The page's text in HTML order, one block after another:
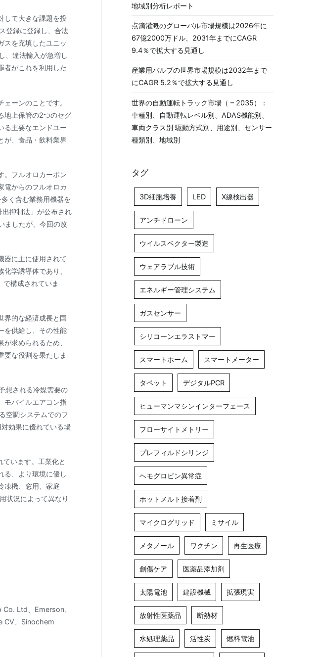
して大きな課題を投
登録に登録し、合法
スを充填したユニッ
、違法輸入が急増し
者がこれを利用した
ーンのことです。
地上保管の2つのセグ
る主要なエンドユー
が、食品・飲料業界
。フルオロカーボン
電からのフルオロカ
く含む業務用機器を
抑制法」が公布され
ましたが、今回の改
器に主に使用されて
学誘導体であり、
構成されていま
界的な経済成長と国
を供給し、その性能
求められるため、
要な役割を果たしま
想される冷媒需要の
モバイルエアコン指
空調システムでのフ
効果に優れている場
います。工業化と
る、より環境に優し
凍機、窓用、家庭
状況によって異なり
Ltd、Emerson、
CV、Sinochem
地域別分析レポート
点滴灌漑のグローバル市場規模は2026年に
67億2000万ドル、2031年までにCAGR
9.4％で拡大する見通し
産業用バルブの世界市場規模は2032年まで
にCAGR 5.2％で拡大する見通し
世界の自動運転トラック市場（ – 2035）：
車種別、自動運転レベル別、ADAS機能別、
車両クラス別 駆動方式別、用途別、センサー
種類別、地域別
タグ
3D細胞培養 LED X線検出器
アンチドローン
ウイルスベクター製造
ウェアラブル技術
エネルギー管理システム
ガスセンサー
シリコーンエラストマー
スマートホーム スマートメーター
タペット デジタルPCR
ヒューマンマシンインターフェース
フローサイトメトリー
プレフィルドシリンジ
ヘモグロビン異常症
ホットメルト接着剤
マイクログリッド ミサイル
メタノール ワクチン 再生医療
創傷ケア 医薬品添加剤
太陽電池 建設機械 拡張現実
放射性医薬品 断熱材
水処理薬品 活性炭 燃料電池